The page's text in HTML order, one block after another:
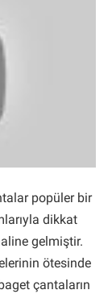
popüler bir
dikkat
gelmiştir.
ötesinde
çantaların